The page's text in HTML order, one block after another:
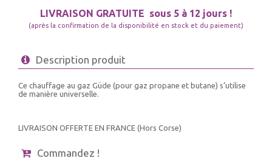
LIVRAISON GRATUITE sous 5 à 12 jours !
(après la confirmation de la disponibilité en stock et du paiement)
Description produit
Ce chauffage au gaz Güde (pour gaz propane et butane) s’utilise
de manière universelle.
LIVRAISON OFFERTE EN FRANCE (Hors Corse)
Commandez !